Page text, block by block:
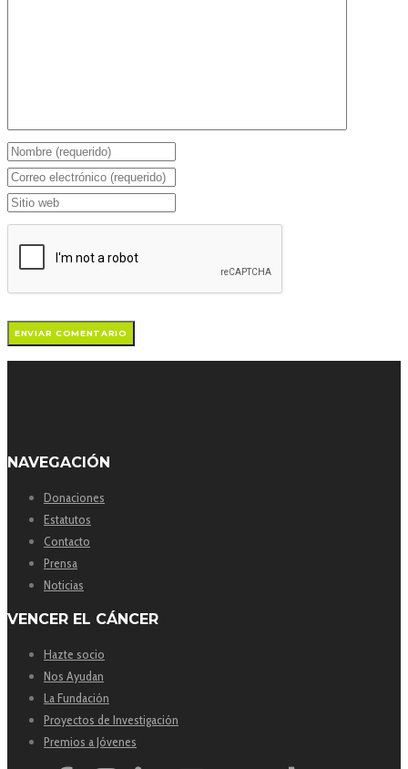
NAVEGACIÓN
Donaciones
Estatutos
Contacto
Prensa
Noticias
VENCER EL CÁNCER
Hazte socio
Nos Ayudan
La Fundación
Proyectos de Investigación
Premios a Jóvenes